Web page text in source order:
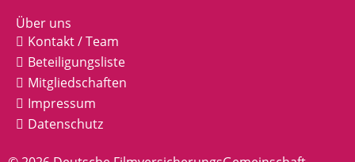
Über uns
Kontakt / Team
Beteiligungsliste
Mitgliedschaften
Impressum
Datenschutz